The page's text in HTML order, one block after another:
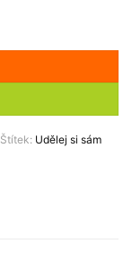
Štítek: Udělej si sám